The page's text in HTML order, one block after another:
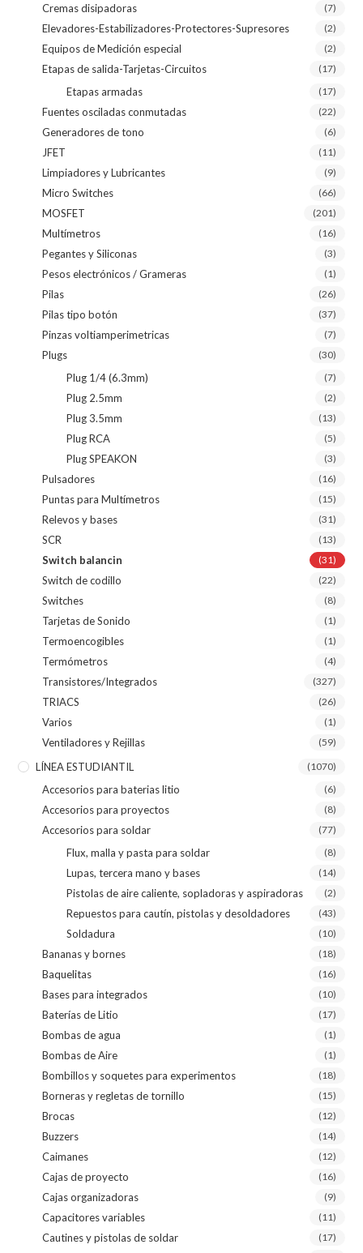
Cremas disipadoras (7)
Elevadores-Estabilizadores-Protectores-Supresores (2)
Equipos de Medición especial (2)
Etapas de salida-Tarjetas-Circuitos (17)
Etapas armadas (17)
Fuentes osciladas conmutadas (22)
Generadores de tono (6)
JFET (11)
Limpiadores y Lubricantes (9)
Micro Switches (66)
MOSFET (201)
Multímetros (16)
Pegantes y Siliconas (3)
Pesos electrónicos / Grameras (1)
Pilas (26)
Pilas tipo botón (37)
Pinzas voltiamperimetricas (7)
Plugs (30)
Plug 1/4 (6.3mm) (7)
Plug 2.5mm (2)
Plug 3.5mm (13)
Plug RCA (5)
Plug SPEAKON (3)
Pulsadores (16)
Puntas para Multímetros (15)
Relevos y bases (31)
SCR (13)
Switch balancin (31)
Switch de codillo (22)
Switches (8)
Tarjetas de Sonido (1)
Termoencogibles (1)
Termómetros (4)
Transistores/Integrados (327)
TRIACS (26)
Varios (1)
Ventiladores y Rejillas (59)
LÍNEA ESTUDIANTIL (1070)
Accesorios para baterias litio (6)
Accesorios para proyectos (8)
Accesorios para soldar (77)
Flux, malla y pasta para soldar (8)
Lupas, tercera mano y bases (14)
Pistolas de aire caliente, sopladoras y aspiradoras (2)
Repuestos para cautín, pistolas y desoldadores (43)
Soldadura (10)
Bananas y bornes (18)
Baquelitas (16)
Bases para integrados (10)
Baterías de Litio (17)
Bombas de agua (1)
Bombas de Aire (1)
Bombillos y soquetes para experimentos (18)
Borneras y regletas de tornillo (15)
Brocas (12)
Buzzers (14)
Caimanes (12)
Cajas de proyecto (16)
Cajas organizadoras (9)
Capacitores variables (11)
Cautines y pistolas de soldar (17)